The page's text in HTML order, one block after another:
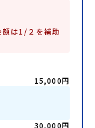
額は1/２を補助
15,000円
30,000円